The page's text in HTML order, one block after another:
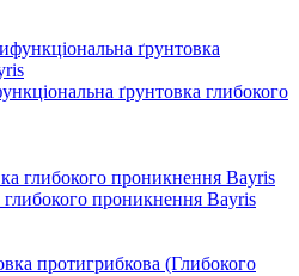
ґрунтовка глибокого
проникнення Bayris